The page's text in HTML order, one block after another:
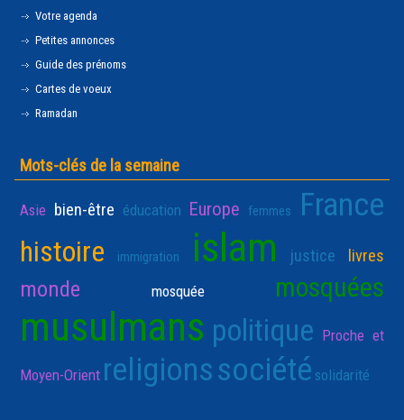
Votre agenda
Petites annonces
Guide des prénoms
Cartes de voeux
Ramadan
Mots-clés de la semaine
Asie bien-être éducation Europe femmes France
histoire immigration islam justice livres
monde mosquée mosquées
musulmans politique Proche et
Moyen-Orient religionssociété solidarité